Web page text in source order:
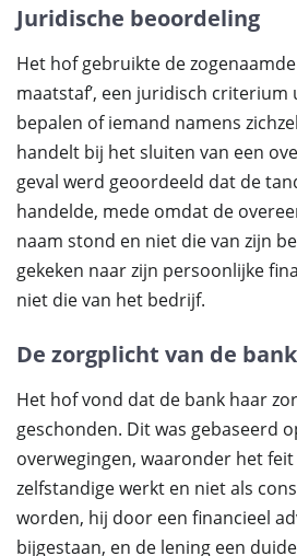
Juridische beoordeling
Het hof gebruikte de
maatstaf’, een juridisch criterium
bepalen of iemand namens
handelt bij het sluiten van een
geval werd geoordeeld dat de
handelde, mede omdat de
naam stond en niet die van zijn
gekeken naar zijn persoonlijke
niet die van het bedrijf.
De zorgplicht van de bank
Het hof vond dat de bank haar
geschonden. Dit was gebaseerd
overwegingen, waaronder het
zelfstandige werkt en niet als
worden, hij door een financieel
bijgestaan, en de lening een